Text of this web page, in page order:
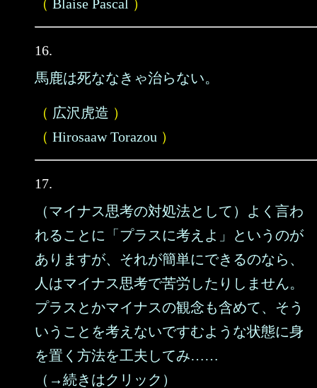
（ Blaise Pascal ）
16.
馬鹿は死ななきゃ治らない。
（ 広沢虎造 ）
（ Hirosaaw Torazou ）
17.
（マイナス思考の対処法として）よく言わ
れることに「プラスに考えよ」というのが
ありますが、それが簡単にできるのなら、
人はマイナス思考で苦労したりしません。
プラスとかマイナスの観念も含めて、そう
いうことを考えないですむような状態に身
を置く方法を工夫してみ……
（→続きはクリック）